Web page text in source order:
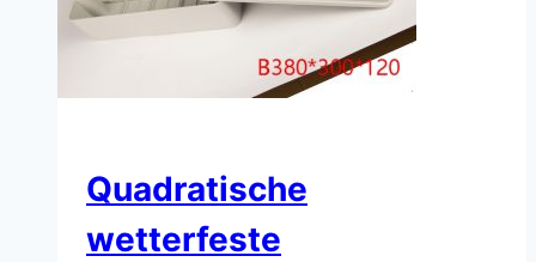
Quadratische
wetterfeste